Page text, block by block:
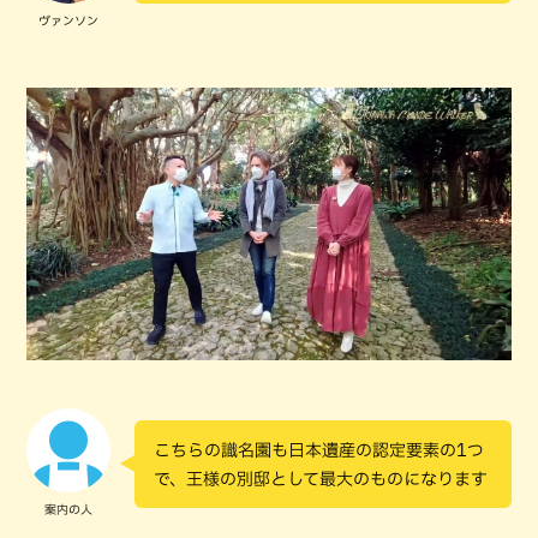
ヴァンソン
案内の人
こちらの識名園も日本遺産の認定要素の1つ
で、王様の別邸として最大のものになります